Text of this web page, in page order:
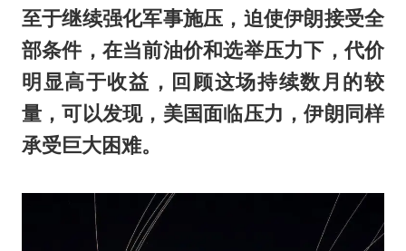
至于继续强化军事施压，迫使伊朗接受全
部条件，在当前油价和选举压力下，代价
明显高于收益，回顾这场持续数月的较
量，可以发现，美国面临压力，伊朗同样
承受巨大困难。